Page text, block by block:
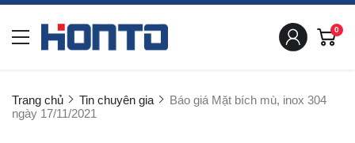
0
Trang chủ Tin chuyên gia
Báo giá Mặt bích mù, inox 304
ngày 17/11/2021